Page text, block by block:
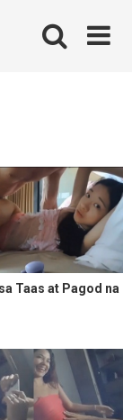
Taas at Pagod na